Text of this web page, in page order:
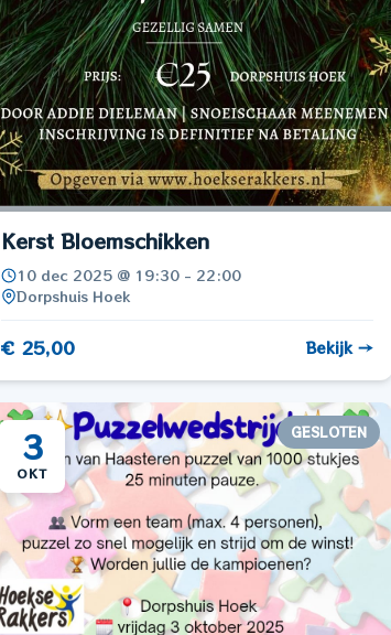
Kerst Bloemschikken
10 dec 2025 @ 19:30 - 22:00
Dorpshuis Hoek
€ 25,00 Bekijk →
3
OKT
GESLOTEN